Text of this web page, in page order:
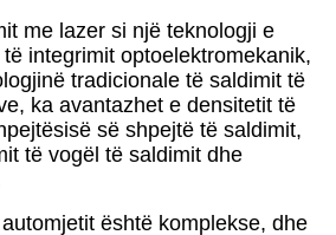
me lazer si një teknologji e
integrimit optoelektromekanik,
tradicionale të saldimit të
ka avantazhet e densitetit të
së shpejtë të saldimit,
të vogël të saldimit dhe
është komplekse, dhe